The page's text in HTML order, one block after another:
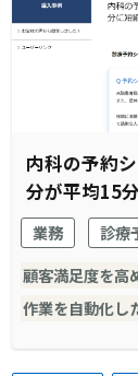
内科の予約
分が平均15
業務
診療
顧客満足度を高
作業を自動化し